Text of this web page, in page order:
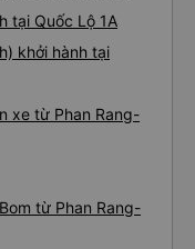
tại Quốc Lộ 1A
khởi hành tại
xe từ Phan Rang-
từ Phan Rang-